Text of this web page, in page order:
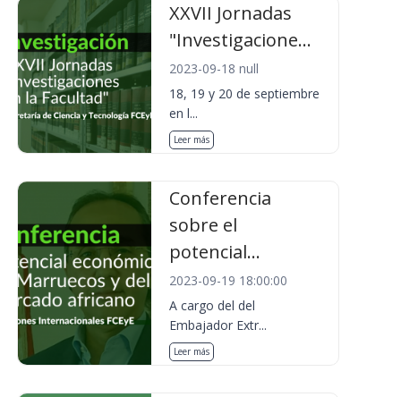
XXVII Jornadas
"Investigacione...
2023-09-18 null
18, 19 y 20 de septiembre
en l...
Leer más
Conferencia
sobre el
potencial...
2023-09-19 18:00:00
A cargo del del
Embajador Extr...
Leer más